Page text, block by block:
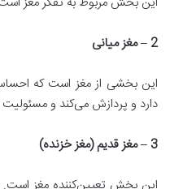
2 –
مغز میانی
این بخشی از مغز است که
دارد و پردازش می‌کند و
3 –
مغز قدیم (مغز خزنده)